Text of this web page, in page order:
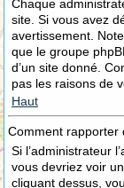
Chaque
site. Si vous avez
avertissement.
que le groupe
d’un site donné.
pas les raisons de
Haut
Comment rapporter
Si l’administrateur
vous devriez voir
cliquant dessus,